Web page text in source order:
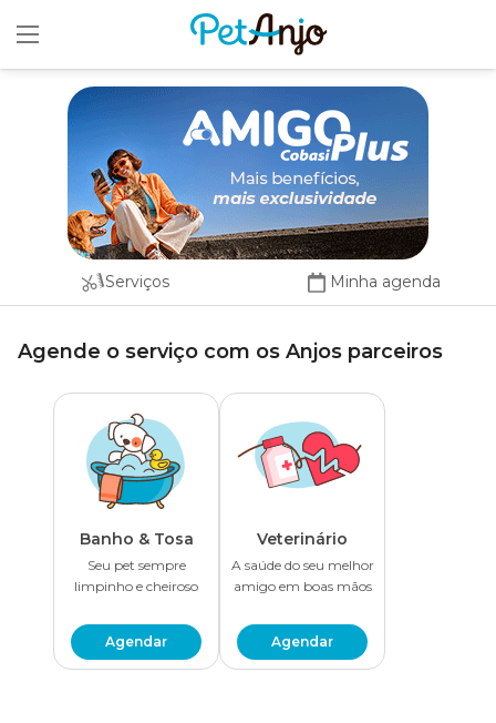
Serviços Minha agenda
Agende o serviço com os Anjos parceiros
Banho & Tosa
Seu pet sempre
limpinho e cheiroso
Agendar
Veterinário
A saúde do seu melhor
amigo em boas mãos
Agendar